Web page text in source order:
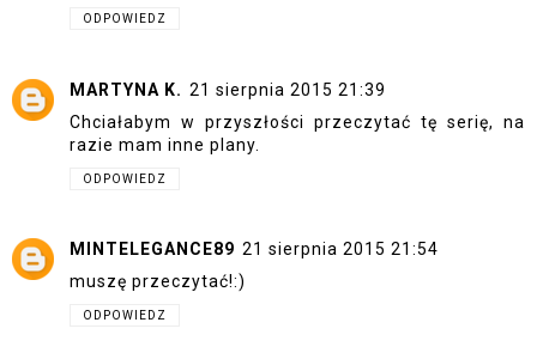
ODPOWIEDZ
MARTYNA K. 21 sierpnia 2015 21:39
Chciałabym w przyszłości przeczytać tę serię, na
razie mam inne plany.
ODPOWIEDZ
MINTELEGANCE89 21 sierpnia 2015 21:54
muszę przeczytać!:)
ODPOWIEDZ